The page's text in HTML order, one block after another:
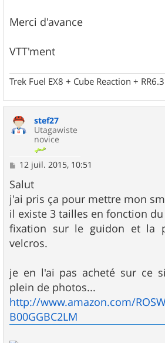
Merci d'avance
VTT'ment
Trek Fuel EX8 + Cube Reaction +
stef27
Utagawiste
novice
M
s
s
a
g
e
12 juil. 2015, 10:51
Salut
j'ai pris ça pour mettre mon
il existe 3 tailles en fonction
fixation sur le guidon et la
velcros.
je en l'ai pas acheté sur ce
plein de photos...
http://www.amazon.com/
B00GGBC2LM